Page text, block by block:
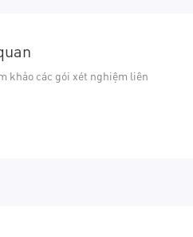
khảo các gói xét nghiệm liên